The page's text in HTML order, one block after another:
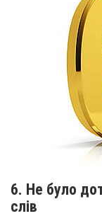
6. Не було
слів